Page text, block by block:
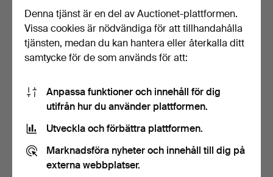
BYRÅ, teak, 3-lådig.
Bevaka sökning
Du kan också söka i vårt arkiv med avslutade auktioner
Denna tjänst är en del av Auctionet-plattformen.
Vissa cookies är nödvändiga för att tillhandahålla
tjänsten, medan du kan hantera eller återkalla ditt
samtycke för de som används för att:
Anpassa funktioner och innehåll för dig
utifrån hur du använder plattformen.
Utveckla och förbättra plattformen.
Marknadsföra nyheter och innehåll till dig på
externa webbplatser.